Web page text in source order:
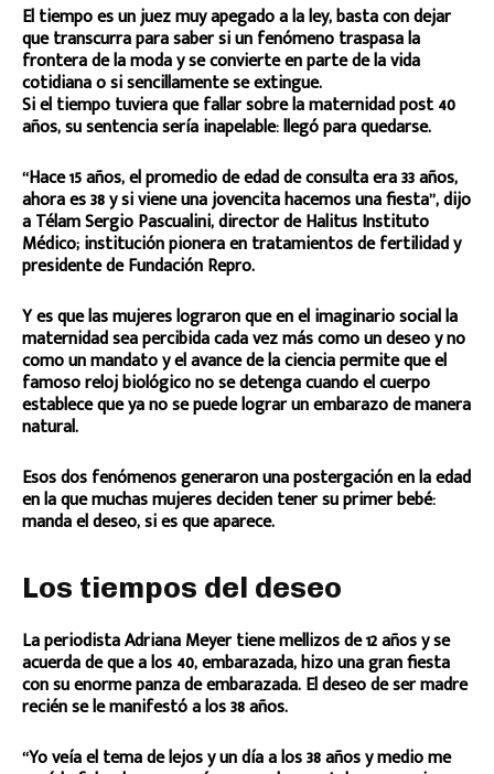
El tiempo es un juez muy apegado a la ley, basta con dejar
que transcurra para saber si un fenómeno traspasa la
frontera de la moda y se convierte en parte de la vida
cotidiana o si sencillamente se extingue.
Si el tiempo tuviera que fallar sobre la maternidad post 40
años, su sentencia sería inapelable: llegó para quedarse.
“Hace 15 años, el promedio de edad de consulta era 33 años,
ahora es 38 y si viene una jovencita hacemos una fiesta”, dijo
a Télam Sergio Pascualini, director de Halitus Instituto
Médico; institución pionera en tratamientos de fertilidad y
presidente de Fundación Repro.
Y es que las mujeres lograron que en el imaginario social la
maternidad sea percibida cada vez más como un deseo y no
como un mandato y el avance de la ciencia permite que el
famoso reloj biológico no se detenga cuando el cuerpo
establece que ya no se puede lograr un embarazo de manera
natural.
Esos dos fenómenos generaron una postergación en la edad
en la que muchas mujeres deciden tener su primer bebé:
manda el deseo, si es que aparece.
Los tiempos del deseo
La periodista Adriana Meyer tiene mellizos de 12 años y se
acuerda de que a los 40, embarazada, hizo una gran fiesta
con su enorme panza de embarazada. El deseo de ser madre
recién se le manifestó a los 38 años.
“Yo veía el tema de lejos y un día a los 38 años y medio me